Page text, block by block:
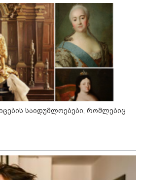
- რა უნდა ვიცოდეთ
13:36 / 09-08-2026
24 წლის ფეხბურთელს თამაშის
დროს ელვამ დაარტყა,
დაშავდა 12 ადამიანი -
ვრცელდება ტრაგიკული
მომენტის ამსახველი კადრები
ტაილანდიდან
დაიღუპა 3 ადამიანი და
დაშავდა 25
საიდუმლოებები, რომლებიც